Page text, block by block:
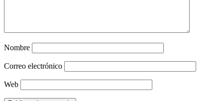
Nombre
Correo electrónico
Web